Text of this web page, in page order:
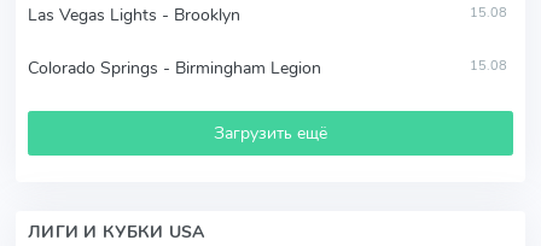
Las Vegas Lights - Brooklyn 15.08
Colorado Springs - Birmingham Legion 15.08
Загрузить ещё
ЛИГИ И КУБКИ USA